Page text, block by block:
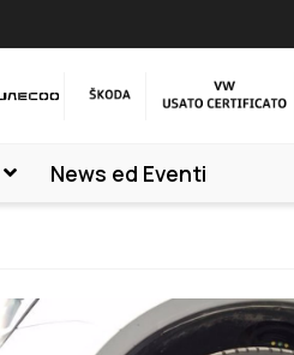
News ed Eventi